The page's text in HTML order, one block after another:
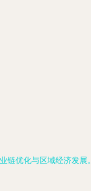
链优化与区域经济发展